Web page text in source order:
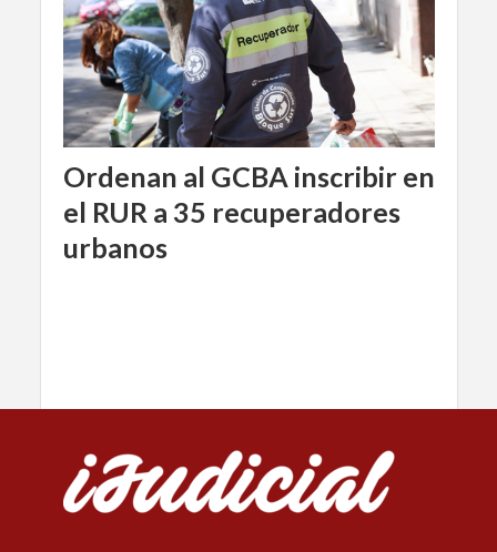
Ordenan al GCBA inscribir en
el RUR a 35 recuperadores
urbanos